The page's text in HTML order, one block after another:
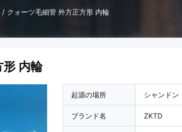
/ クォーツ毛細管 外方正方形 内輪
内輪
起源の場所 シャンドン
ブランド名 ZKTD